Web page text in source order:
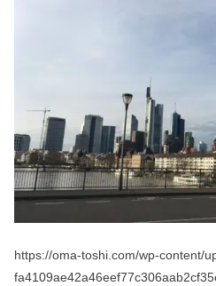
https://oma-toshi.com/wp-content/